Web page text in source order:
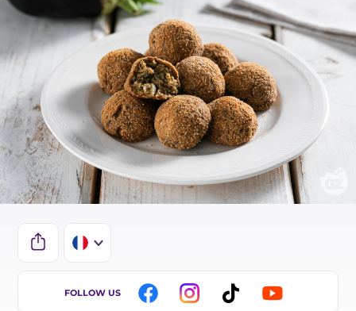
IT
FOLLOW US